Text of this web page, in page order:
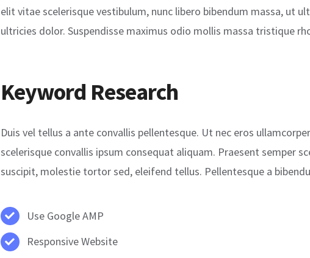
elit vitae scelerisque vestibulum, nunc libero bibendum massa, ut
ultricies dolor. Suspendisse maximus odio mollis massa tristique
Keyword Research
Duis vel tellus a ante convallis pellentesque. Ut nec eros
scelerisque convallis ipsum consequat aliquam. Praesent semper
suscipit, molestie tortor sed, eleifend tellus. Pellentesque a
Use Google AMP
Responsive Website